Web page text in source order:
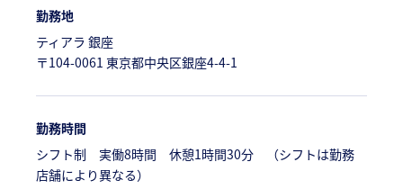
勤務地
ティアラ 銀座
〒104-0061 東京都中央区銀座4-4-1
勤務時間
シフト制 実働8時間 休憩1時間30分 （シフトは勤務
店舗により異なる）